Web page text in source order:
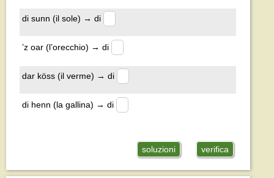
di sunn (il sole) → di
’z oar (l’orecchio) → di
dar köss (il verme) → di
di henn (la gallina) → di
soluzioni verifica